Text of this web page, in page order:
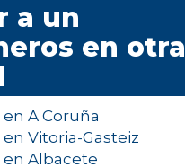
a un
en otra
A Coruña
Vitoria-Gasteiz
Albacete